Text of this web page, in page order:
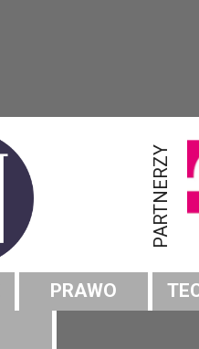
PARTNERZY
PRAWO